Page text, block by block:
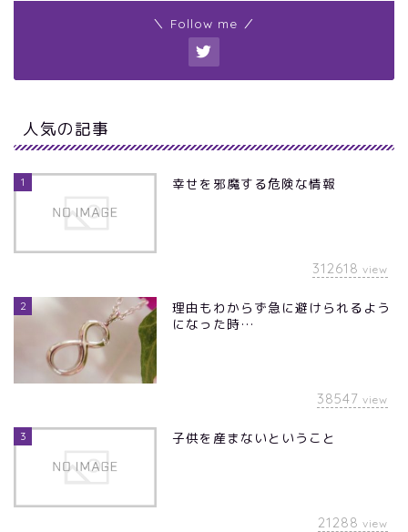
＼ Follow me ／
人気の記事
1 幸せを邪魔する危険な情報
312618 view
2
理由もわからず急に避けられるよう
になった時…
38547 view
3 子供を産まないということ
21288 view